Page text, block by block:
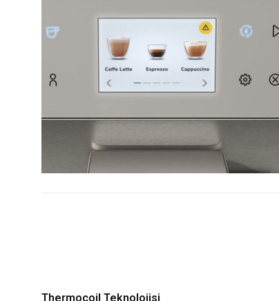
Thermocoil Teknolojisi